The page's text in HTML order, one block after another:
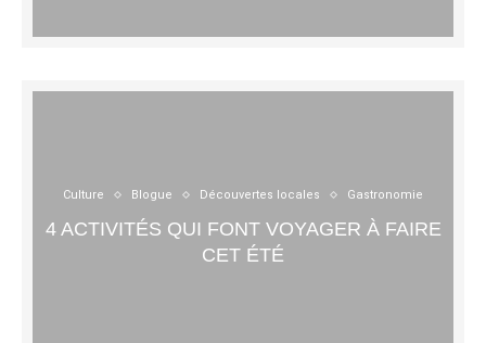
Culture Blogue Découvertes locales Gastronomie
4 ACTIVITÉS QUI FONT VOYAGER À FAIRE
CET ÉTÉ